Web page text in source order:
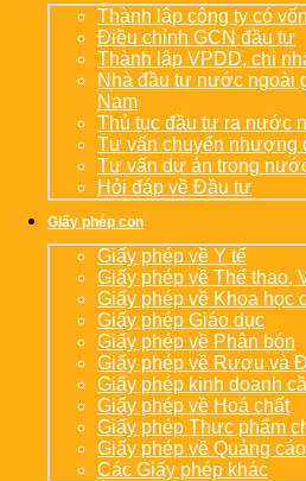
Thành lập công ty có
Điều chỉnh GCN đầu tư
Thành lập VPDD, chi
Nhà đầu tư nước ngoài
Nam
Thủ tục đầu tư ra nước
Tư vấn chuyển nhượng
Tư vấn dự án trong
Hỏi đáp về Đầu tư
Giấy phép con
Giấy phép về Y tế
Giấy phép về Thể thao,
Giấy phép về Khoa học
Giấy phép Giáo dục
Giấy phép về Phân bón
Giấy phép về Rượu và
Giấy phép kinh doanh
Giấy phép về Hoá chất
Giấy phép Thực phẩm
Giấy phép về Quảng cáo
Các Giấy phép khác